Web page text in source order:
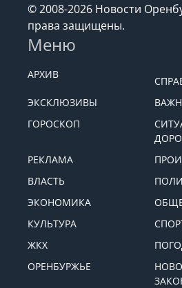
© 2008-2026 Новости
права защищены.
Меню
АРХИВ
ЭКСКЛЮЗИВЫ
ГОРОСКОП
РЕКЛАМА
ВЛАСТЬ
ЭКОНОМИКА
КУЛЬТУРА
ЖКХ
ОРЕНБУРЖЬЕ